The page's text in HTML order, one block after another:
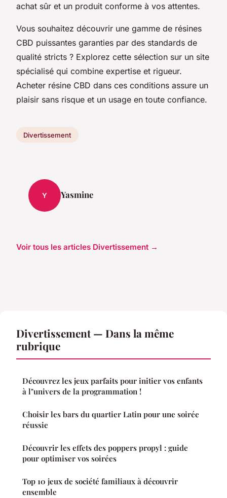
achat sûr et un produit conforme à vos attentes.
Vous souhaitez découvrir une gamme de résines
CBD puissantes garanties par des standards de
qualité stricts ? Explorez cette sélection sur un site
spécialisé qui combine expertise et rigueur.
Acheter résine CBD dans ces conditions assure un
plaisir sans risque et un usage en toute confiance.
Divertissement
Y Yasmine
Voir tous les articles Divertissement →
Divertissement — Dans la même
rubrique
Découvrez les jeux parfaits pour initier vos enfants
à l"univers de la programmation !
Choisir les bars du quartier Latin pour une soirée
réussie
Découvrir les effets des poppers propyl : guide
pour optimiser vos soirées
Top 10 jeux de société familiaux à découvrir
ensemble